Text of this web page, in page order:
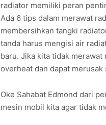
radiator memiliki peran
Ada 6 tips dalam merawat
membersihkan tangki
tanda harus mengisi air
baru. Jika kita tidak
overheat dan dapat
Oke Sahabat Edmond dari
mesin mobil kita agar tidak